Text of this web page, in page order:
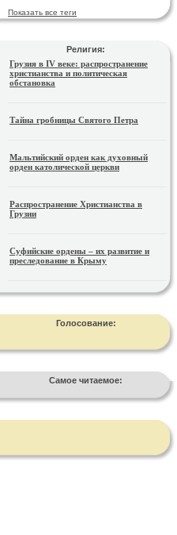
Показать все теги
Религия:
Грузия в IV веке: распространение
христианства и политическая
обстановка
Тайна гробницы Святого Петра
Мальтийский орден как духовный
орден католической церкви
Распространение Христианства в
Грузии
Суфийские ордены – их развитие и
преследование в Крыму
Голосование:
Самое читаемое: